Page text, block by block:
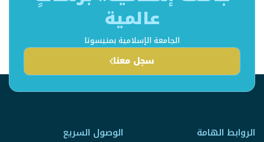
عالمية
الجامعة الإسلامية بمنيسوتا
سجل معنا
الروابط الهامة الوصول السريع